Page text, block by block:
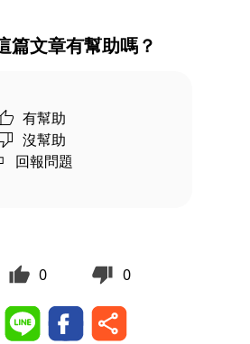
篇文章有幫助嗎？
有幫助
沒幫助
回報問題
0 0